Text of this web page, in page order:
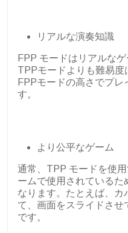
リアルな演奏知識
FPP モードはリアルな
TPPモードよりも難易
FPPモードの高さでプレ
す。
より公平なゲーム
通常、TPP モードを使
ームで使用されているた
なります。たとえば、カ
て、画面をスライドさせ
です。